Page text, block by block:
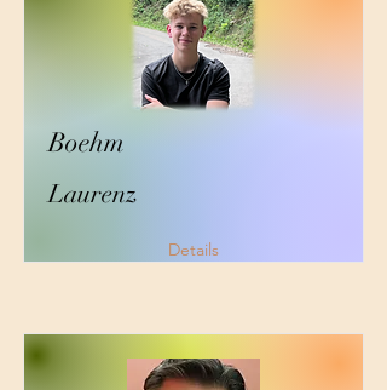
Boehm
Laurenz
Details